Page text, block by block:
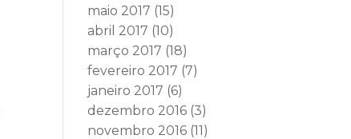
maio 2017 (15)
abril 2017 (10)
março 2017 (18)
fevereiro 2017 (7)
janeiro 2017 (6)
dezembro 2016 (3)
novembro 2016 (11)